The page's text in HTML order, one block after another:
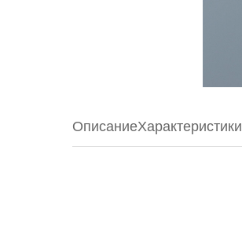
ОписаниеХарактеристики